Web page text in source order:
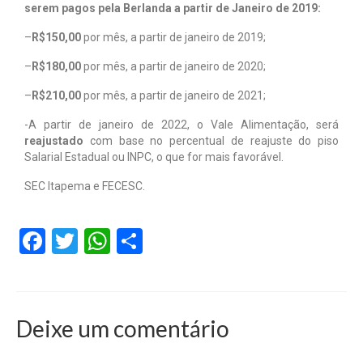
serem pagos pela Berlanda a partir de Janeiro de 2019:
– R$150,00por mês, a partir de janeiro de 2019;
– R$180,00por mês, a partir de janeiro de 2020;
– R$210,00por mês, a partir de janeiro de 2021;
-A partir de janeiro de 2022, o Vale Alimentação, será
reajustado com base no percentual de reajuste do piso
Salarial Estadual ou INPC, o que for mais favorável.
SEC Itapema e FECESC.
Facebook
TwitterWhatsApp
Deixe um comentário